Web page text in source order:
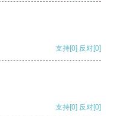
支持[0] 反对[0]
支持[0] 反对[0]